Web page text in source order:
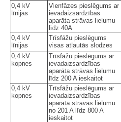
0,4 kV
līnijas
Vienfāzes pieslēgums ar
ievadaizsardzības
aparāta strāvas lielumu
līdz 40A
0,4 kV
līnijas
Trīsfāžu pieslēgums
visas atļautās slodzes
0,4 kV
kopnes
Trīsfāžu pieslēgums ar
ievadaizsardzības
aparāta strāvas lielumu
līdz 200 A ieskaitot
0,4 kV
kopnes
Trīsfāžu pieslēgums ar
ievadaizsardzības
aparāta strāvas lielumu
no 201 A līdz 800 A
ieskaitot